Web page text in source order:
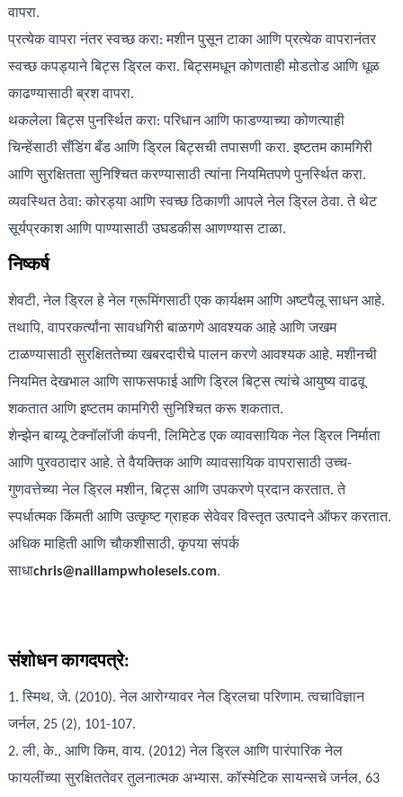
वापरा.
प्रत्येक वापरा नंतर स्वच्छ करा: मशीन पुसून टाका आणि प्रत्येक वापरानंतर
स्वच्छ कपड्याने बिट्स ड्रिल करा. बिट्समधून कोणताही मोडतोड आणि धूळ
काढण्यासाठी ब्रश वापरा.
थकलेला बिट्स पुनर्स्थित करा: परिधान आणि फाडण्याच्या कोणत्याही
चिन्हेंसाठी सँडिंग बँड आणि ड्रिल बिट्सची तपासणी करा. इष्टतम कामगिरी
आणि सुरक्षितता सुनिश्चित करण्यासाठी त्यांना नियमितपणे पुनर्स्थित करा.
व्यवस्थित ठेवा: कोरड्या आणि स्वच्छ ठिकाणी आपले नेल ड्रिल ठेवा. ते थेट
सूर्यप्रकाश आणि पाण्यासाठी उघडकीस आणण्यास टाळा.
निष्कर्ष
शेवटी, नेल ड्रिल हे नेल ग्रूमिंगसाठी एक कार्यक्षम आणि अष्टपैलू साधन आहे.
तथापि, वापरकर्त्यांना सावधगिरी बाळगणे आवश्यक आहे आणि जखम
टाळण्यासाठी सुरक्षिततेच्या खबरदारीचे पालन करणे आवश्यक आहे. मशीनची
नियमित देखभाल आणि साफसफाई आणि ड्रिल बिट्स त्यांचे आयुष्य वाढवू
शकतात आणि इष्टतम कामगिरी सुनिश्चित करू शकतात.
शेन्झेन बाय्यू टेक्नॉलॉजी कंपनी, लिमिटेड एक व्यावसायिक नेल ड्रिल निर्माता
आणि पुरवठादार आहे. ते वैयक्तिक आणि व्यावसायिक वापरासाठी उच्च-
गुणवत्तेच्या नेल ड्रिल मशीन, बिट्स आणि उपकरणे प्रदान करतात. ते
स्पर्धात्मक किंमती आणि उत्कृष्ट ग्राहक सेवेवर विस्तृत उत्पादने ऑफर करतात.
अधिक माहिती आणि चौकशीसाठी, कृपया संपर्क
साधाchris@naillampwholesels.com.
संशोधन कागदपत्रे:
1. स्मिथ, जे. (2010). नेल आरोग्यावर नेल ड्रिलचा परिणाम. त्वचाविज्ञान
जर्नल, 25 (2), 101-107.
2. ली, के., आणि किम, वाय. (2012) नेल ड्रिल आणि पारंपारिक नेल
फायलींच्या सुरक्षिततेवर तुलनात्मक अभ्यास. कॉस्मेटिक सायन्सचे जर्नल, 63